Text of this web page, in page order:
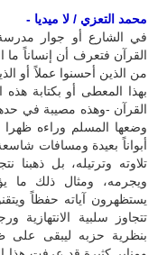
محمد التعزي / لا ميديا -
في الشارع أو جوار
القرآن فتعرف أن إنساناً ما
من الذين أحسنوا عملاً أو
بهذا المعطى أو بكتابة
القرآن -وهذه مصيبة في
وضعها المسلم وراءه ظهرا
أبواناً بعيدة ومسافات
تلاوته وترتيله، بل
ويجرمه، ومثال ذلك ما
يستظهرون آياته حفظاً
بنظرية حزبه ليبقى على